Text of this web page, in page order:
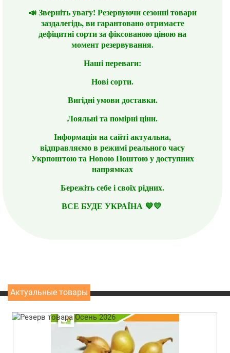
📣 Зверніть увагу! Резервуючи сезонні товари
заздалегідь, ви гарантовано отримаєте
дефіцитні сорти за фіксованою ціною на
момент резервування.
Наші переваги:
Нові сорти.
Вигідні умови доставки.
Лояльні та помірні ціни.
Інформація на сайті актуальна,
відправляємо в режимі реального часу
Укрпоштою та Новою Поштою у доступних
напрямках
Бережіть себе і своїх рідних.
ВСЕ БУДЕ УКРАЇНА 💙💛
Актуальные товары